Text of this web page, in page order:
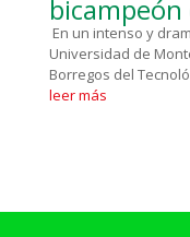
En un intenso y
Universidad de
Borregos del
leer más